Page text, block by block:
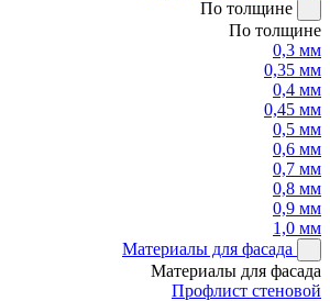
По толщине
По толщине
0,3 мм
0,35 мм
0,4 мм
0,45 мм
0,5 мм
0,6 мм
0,7 мм
0,8 мм
0,9 мм
1,0 мм
Материалы для фасада
Материалы для фасада
Профлист стеновой